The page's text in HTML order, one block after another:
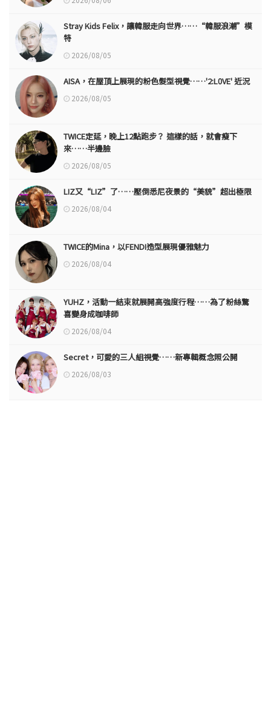
Stray Kids Felix，讓韓服走向世界……“韓服浪潮”模
特
2026/08/05
AISA，在屋頂上展現的粉色髮型視覺……'2:L0VE' 近況
2026/08/05
TWICE定延，晚上12點跑步？ 這樣的話，就會瘦下
來……半邊臉
2026/08/05
LIZ又“LIZ”了……壓倒悉尼夜景的“美貌”超出極限
2026/08/04
TWICE的Mina，以FENDI造型展現優雅魅力
2026/08/04
YUHZ，活動一結束就展開高強度行程……為了粉絲驚
喜變身成咖啡師
2026/08/04
Secret，可愛的三人組視覺……新專輯概念照公開
2026/08/03